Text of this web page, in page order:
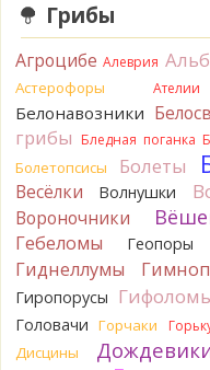
Tatiana_A
пруд пруди, и далеко не
большинство из них
должна слабо пахнуть
Желобчатая и
так? Из земли или из
Мария Хорошо. При
Tatiana_A
4 часа назад
BorisM
Мария,
гриба по таким фото. А
8 часов назад
Грибы
Агроцибе Алеврия
Астерофоры
Ателии
Белонавозники
грибы Бледная поганка
Болетопсисы Болеты
Весёлки Волнушки
Вороночники
Гебеломы Геопоры
Гиднеллумы
Гиропорусы
Головачи Горчаки
Дисцины